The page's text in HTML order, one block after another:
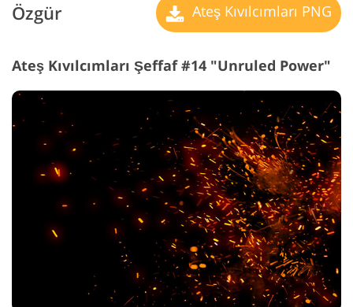
Özgür Ateş Kıvılcımları PNG
Ateş Kıvılcımları Şeffaf #14 "Unruled Power"